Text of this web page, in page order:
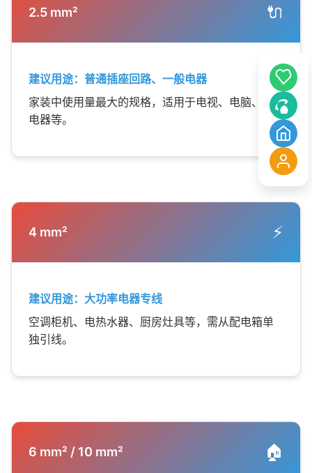
2.5 mm² 🔌
建议用途：普通插座回路、一般电器
家装中使用量最大的规格，适用于电视、电脑、充
电器等。
4 mm² ⚡
建议用途：大功率电器专线
空调柜机、电热水器、厨房灶具等，需从配电箱单
独引线。
6 mm² / 10 mm² 🏠